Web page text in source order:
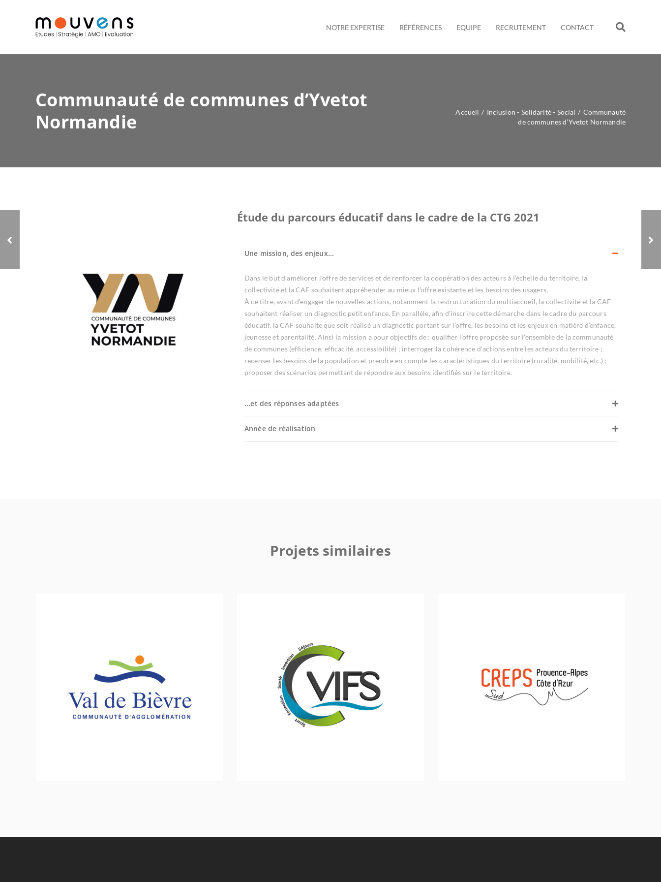
NOTRE EXPERTISE RÉFÉRENCES EQUIPE RECRUTEMENT CONTACT
Communauté de communes d’Yvetot
Normandie
Accueil / Inclusion - Solidarité - Social / Communauté
de communes d’Yvetot Normandie
Ville de Bar-le-Duc
Étude du parcours éducatif dans le cadre de la CTG 2021
Une mission, des enjeux...
Dans le but d’améliorer l’offre de services et de renforcer la coopération des acteurs à l’échelle du territoire, la
collectivité et la CAF souhaitent appréhender au mieux l’offre existante et les besoins des usagers.
À ce titre, avant d’engager de nouvelles actions, notamment la restructuration du multiaccueil, la collectivité et la CAF
souhaitent réaliser un diagnostic petit enfance. En parallèle, afin d’inscrire cette démarche dans le cadre du parcours
éducatif, la CAF souhaite que soit réalisé un diagnostic portant sur l’offre, les besoins et les enjeux en matière d’enfance,
jeunesse et parentalité. Ainsi la mission a pour objectifs de : qualifier l’offre proposée sur l’ensemble de la communauté
de communes (efficience, efficacité, accessibilité) ; interroger la cohérence d’actions entre les acteurs du territoire ;
recenser les besoins de la population et prendre en compte les caractéristiques du territoire (ruralité, mobilité, etc.) ;
proposer des scénarios permettant de répondre aux besoins identifiés sur le territoire.
...et des réponses adaptées
Année de réalisation
Projets similaires
Communauté d’agglomération du Val de
Bièvre (CAVB)
CVIFS
Inclusion - Solidarité - Social
CREPS PACA/DJEPVA